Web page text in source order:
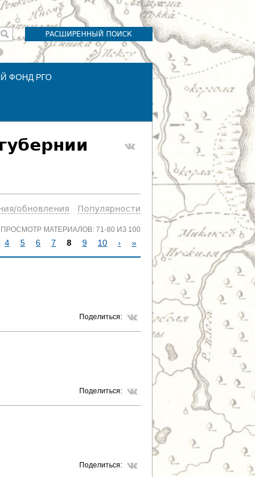
РАСШИРЕННЫЙ ПОИСК
ФОНД РГО
обновления Популярности
ПРОСМОТР МАТЕРИАЛОВ: 71-80 ИЗ 100
4 5 6 7 8 9 10 › »
Поделиться:
Поделиться:
Поделиться: